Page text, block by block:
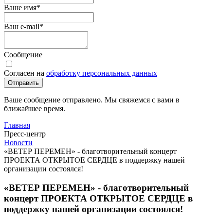
Ваше имя*
Ваш e-mail*
Сообщение
Согласен на обработку персональных данных
Отправить
Ваше сообщение отправлено. Мы свяжемся с вами в
ближайшее время.
Главная
Пресс-центр
Новости
«ВЕТЕР ПЕРЕМЕН» - благотворительный концерт
ПРОЕКТА ОТКРЫТОЕ СЕРДЦЕ в поддержку нашей
организации состоялся!
«ВЕТЕР ПЕРЕМЕН» - благотворительный
концерт ПРОЕКТА ОТКРЫТОЕ СЕРДЦЕ в
поддержку нашей организации состоялся!